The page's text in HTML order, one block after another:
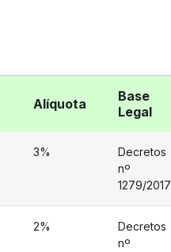
Alíquota
Base
Legal
3%
Decretos
nº
1279/2017
2%
Decretos
nº